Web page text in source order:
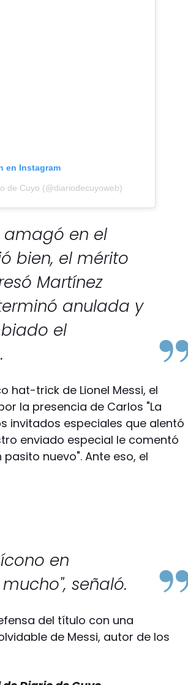
en Instagram
de Cuyo (@diariodecuyoweb)
amagó en el
bien, el mérito
Martínez
anulada y
el
hat-trick de Lionel Messi, el
la presencia de Carlos "La
invitados especiales que alentó
enviado especial le comentó
nuevo". Ante eso, el
en
señaló.
del título con una
de Messi, autor de los